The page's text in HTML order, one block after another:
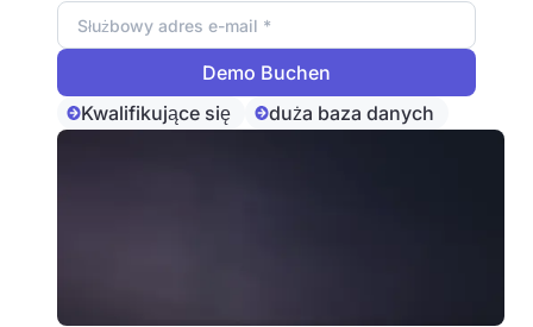
Kwalifikujące się duża baza danych